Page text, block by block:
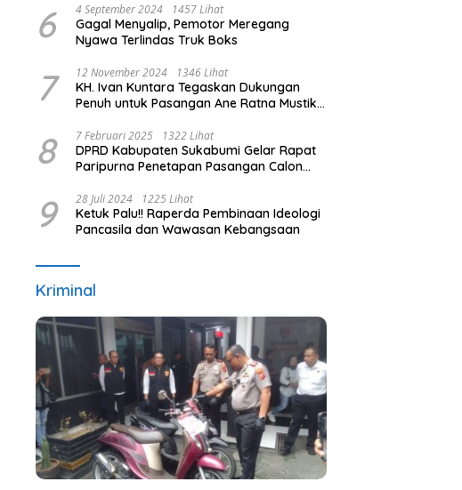
6 4 September 2024 1457 Lihat
Gagal Menyalip, Pemotor Meregang
Nyawa Terlindas Truk Boks
7 12 November 2024 1346 Lihat
KH. Ivan Kuntara Tegaskan Dukungan
Penuh untuk Pasangan Ane Ratna Mustika
Purwakarta 2024
8 7 Februari 2025 1322 Lihat
DPRD Kabupaten Sukabumi Gelar Rapat
Paripurna Penetapan Pasangan Calon
Pejabat Eksekutif
9 28 Juli 2024 1225 Lihat
Ketuk Palu!! Raperda Pembinaan Ideologi
Pancasila dan Wawasan Kebangsaan
Kriminal